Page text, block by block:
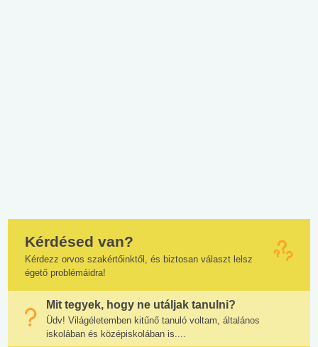
Kérdésed van?
Kérdezz orvos szakértőinktől, és biztosan választ lelsz
égető problémáidra!
Mit tegyek, hogy ne utáljak tanulni?
Üdv! Világéletemben kitűnő tanuló voltam, általános
iskolában és középiskolában is....